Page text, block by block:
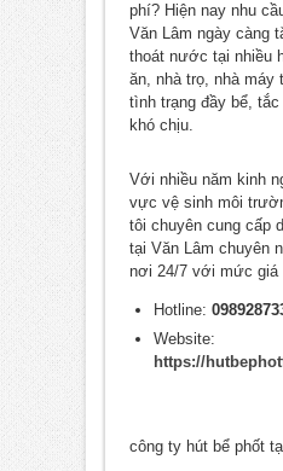
phí? Hiện nay nhu
Văn Lâm ngày càng
thoát nước tại nhiều
ăn, nhà trọ, nhà máy
tình trạng đầy bể,
khó chịu.
Với nhiều năm kinh
vực vệ sinh môi
tôi chuyên cung cấp
tại Văn Lâm chuyên
nơi 24/7 với mức giá
Hotline:
Website:
https://
công ty hút bể phốt